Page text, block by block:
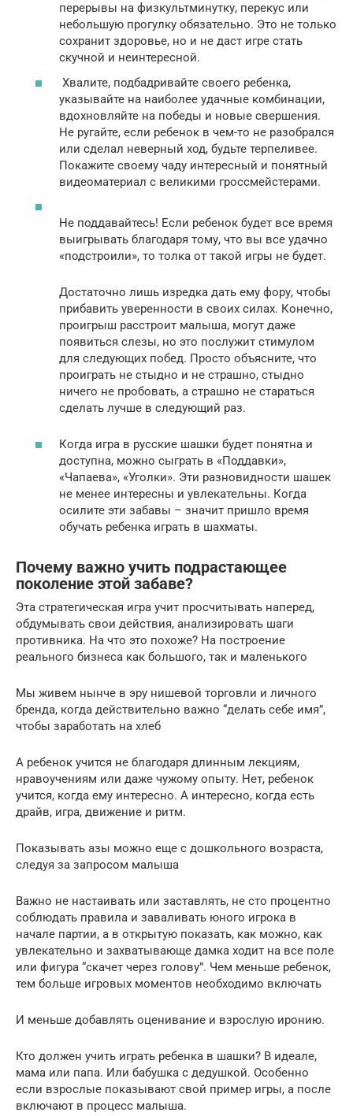
перерывы на физкультминутку, перекус или
небольшую прогулку обязательно. Это не только
сохранит здоровье, но и не даст игре стать
скучной и неинтересной.
Хвалите, подбадривайте своего ребенка,
указывайте на наиболее удачные комбинации,
вдохновляйте на победы и новые свершения.
Не ругайте, если ребенок в чем-то не разобрался
или сделал неверный ход, будьте терпеливее.
Покажите своему чаду интересный и понятный
видеоматериал с великими гроссмейстерами.
Не поддавайтесь! Если ребенок будет все время
выигрывать благодаря тому, что вы все удачно
«подстроили», то толка от такой игры не будет.
Достаточно лишь изредка дать ему фору, чтобы
прибавить уверенности в своих силах. Конечно,
проигрыш расстроит малыша, могут даже
появиться слезы, но это послужит стимулом
для следующих побед. Просто объясните, что
проиграть не стыдно и не страшно, стыдно
ничего не пробовать, а страшно не стараться
сделать лучше в следующий раз.
Когда игра в русские шашки будет понятна и
доступна, можно сыграть в «Поддавки»,
«Чапаева», «Уголки». Эти разновидности шашек
не менее интересны и увлекательны. Когда
осилите эти забавы – значит пришло время
обучать ребенка играть в шахматы.
Почему важно учить подрастающее
поколение этой забаве?
Эта стратегическая игра учит просчитывать наперед,
обдумывать свои действия, анализировать шаги
противника. На что это похоже? На построение
реального бизнеса как большого, так и маленького
Мы живем нынче в эру нишевой торговли и личного
бренда, когда действительно важно “делать себе имя”,
чтобы заработать на хлеб
А ребенок учится не благодаря длинным лекциям,
нравоучениям или даже чужому опыту. Нет, ребенок
учится, когда ему интересно. А интересно, когда есть
драйв, игра, движение и ритм.
Показывать азы можно еще с дошкольного возраста,
следуя за запросом малыша
Важно не настаивать или заставлять, не сто процентно
соблюдать правила и заваливать юного игрока в
начале партии, а в открытую показать, как можно, как
увлекательно и захватывающе дамка ходит на все поле
или фигура “скачет через голову”. Чем меньше ребенок,
тем больше игровых моментов необходимо включать
И меньше добавлять оценивание и взрослую иронию.
Кто должен учить играть ребенка в шашки? В идеале,
мама или папа. Или бабушка с дедушкой. Особенно
если взрослые показывают свой пример игры, а после
включают в процесс малыша.